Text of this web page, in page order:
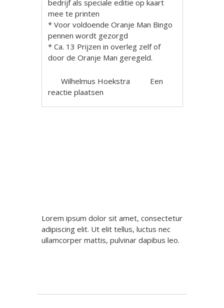
bedrijf als speciale editie op kaart
mee te printen
* Voor voldoende Oranje Man Bingo
pennen wordt gezorgd
* Ca. 13 Prijzen in overleg zelf of
door de Oranje Man geregeld.
Wilhelmus Hoekstra
Een
reactie plaatsen
Lorem ipsum dolor sit amet, consectetur
adipiscing elit. Ut elit tellus, luctus nec
ullamcorper mattis, pulvinar dapibus leo.